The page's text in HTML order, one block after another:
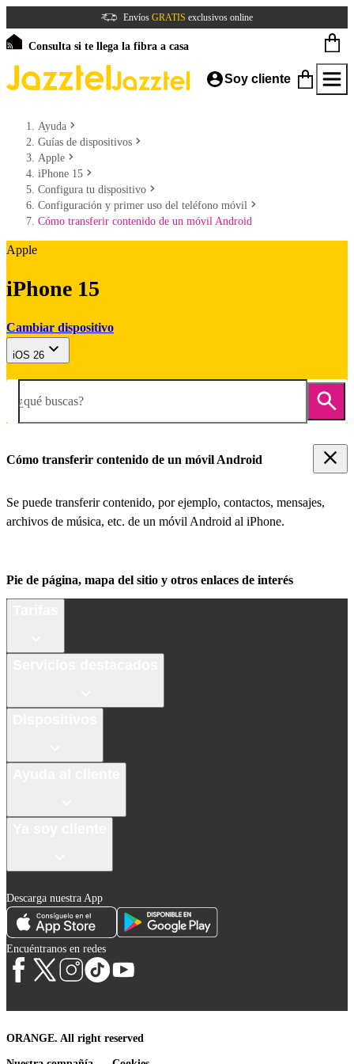
Envíos GRATIS exclusivos online
Consulta si te llega la fibra a casa
Soy cliente
Ayuda
Guías de dispositivos
Apple
iPhone 15
Configura tu dispositivo
Configuración y primer uso del teléfono móvil
Cómo transferir contenido de un móvil Android
Apple
iPhone 15
Cambiar dispositivo
iOS 26
¿qué buscas?
Cómo transferir contenido de un móvil Android
Se puede transferir contenido, por ejemplo, contactos, mensajes,
archivos de música, etc. de un móvil Android al iPhone.
Pie de página, mapa del sitio y otros enlaces de interés
Descarga nuestra App
Encuéntranos en redes
ORANGE. All right reserved